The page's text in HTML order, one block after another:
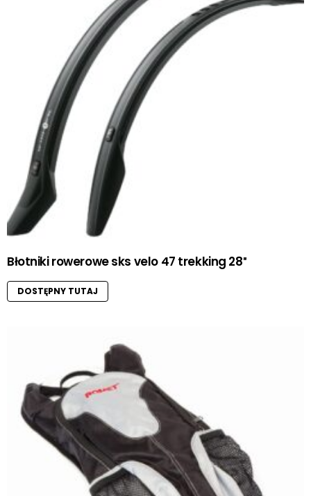
Błotniki rowerowe sks velo 47 trekking 28″
DOSTĘPNY TUTAJ